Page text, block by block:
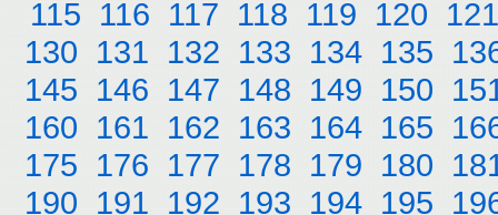
115 116 117 118 119 120 121
130 131 132 133 134 135
145 146 147 148 149 150
160 161 162 163 164 165
175 176 177 178 179 180
190 191 192 193 194 195